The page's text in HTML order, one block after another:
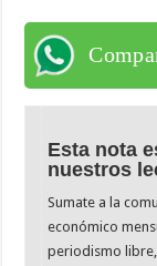
Esta nota
nuestros
Sumate a la
económico
periodismo